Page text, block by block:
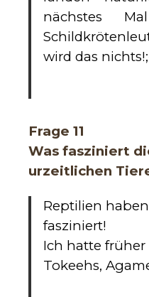
nächstes
wird das
Frage 11
Was fasziniert
urzeitlichen
Reptilien
fasziniert!
Ich hatte
Tokeehs,